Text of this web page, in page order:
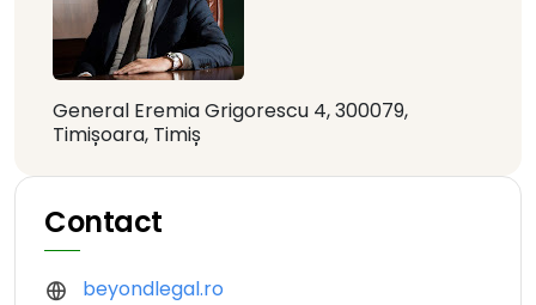
General Eremia Grigorescu 4, 300079,
Timișoara, Timiș
Contact
beyondlegal.ro